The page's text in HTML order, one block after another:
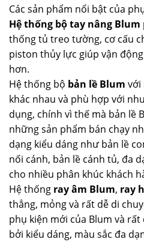
Các sản phẩm nổi bật của
Hệ thống bộ tay nâng Blum
thống tủ treo tường, cơ cấu
piston thủy lực giúp vận
hơn.
Hệ thống bộ bản lề Blum với
khác nhau và phù hợp với
dụng, chính vì thế mà bản lề
những sản phẩm bán chạy
dạng kiểu dáng như bản lề
nối cánh, bản lề cánh tủ, đa
cho nhiều phân khúc khách
Hệ thống ray âm Blum, ray
thẳng, mỏng và rất dễ di
phụ kiện mới của Blum và
bởi kiểu dáng, màu sắc đa